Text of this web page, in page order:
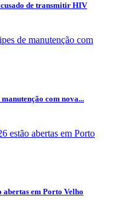
de transmitir HIV
com nova...
em Porto Velho